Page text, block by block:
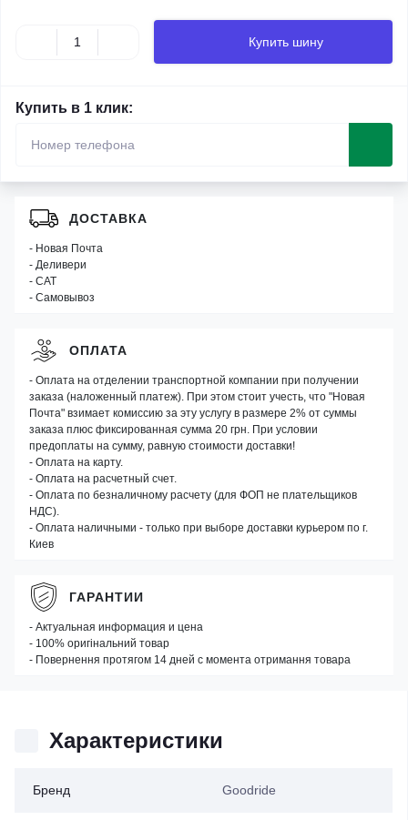
Купить шину
Купить в 1 клик:
Характеристики
Бренд Goodride
ДОСТАВКА
- Новая Почта
- Деливери
- САТ
- Самовывоз
ОПЛАТА
- Оплата на отделении транспортной компании при получении
заказа (наложенный платеж). При этом стоит учесть, что "Новая
Почта" взимает комиссию за эту услугу в размере 2% от суммы
заказа плюс фиксированная сумма 20 грн. При условии
предоплаты на сумму, равную стоимости доставки!
- Оплата на карту.
- Оплата на расчетный счет.
- Оплата по безналичному расчету (для ФОП не плательщиков
НДС).
- Оплата наличными - только при выборе доставки курьером по г.
Киев
ГАРАНТИИ
- Актуальная информация и цена
- 100% оригінальний товар
- Повернення протягом 14 дней с момента отримання товара